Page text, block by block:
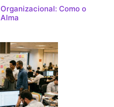
Como o